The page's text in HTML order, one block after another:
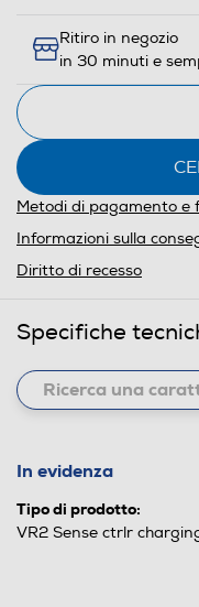
Ritiro in negozio
in 30 minuti e
Metodi di pagamento e
Informazioni sulla
Diritto di recesso
Specifiche
In evidenza
Tipo di prodotto:
VR2 Sense ctrlr